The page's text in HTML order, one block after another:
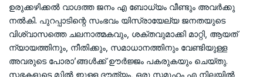
ഉരുക്കഴിക്കല്‍ വാഗ്ദത്ത ജനം എ ബോധ്യം വീണ്ടും അവര്‍ക്കു
നല്‍കി. പുറപ്പാടിന്റെ സംഭവം യിസ്രായേല്യ ജനതയുടെ
വിശ്വാസത്തെ ചലനാത്മകവും, ശക്തവുമാക്കി മാറ്റി, ആയത്
ന്യായത്തിനും, നീതിക്കും, സമാധാനത്തിനും വേണ്ടിയുള്ള
അവരുടെ പോരാ’ങ്ങള്‍ക്ക് ഊര്‍ജ്ജം പകരുകയും ചെയ്തു.
സഭകളുടെ മുില്‍ ഇുള്ള ദൗത്യം, ഒരു സമൂഹം എ നിലയില്‍